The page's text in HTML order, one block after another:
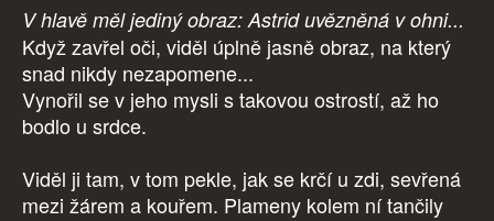
V hlavě měl jediný obraz: Astrid uvězněná v ohni...
Když zavřel oči, viděl úplně jasně obraz, na který
snad nikdy nezapomene...
Vynořil se v jeho mysli s takovou ostrostí, až ho
bodlo u srdce.
Viděl ji tam, v tom pekle, jak se krčí u zdi, sevřená
mezi žárem a kouřem. Plameny kolem ní tančily